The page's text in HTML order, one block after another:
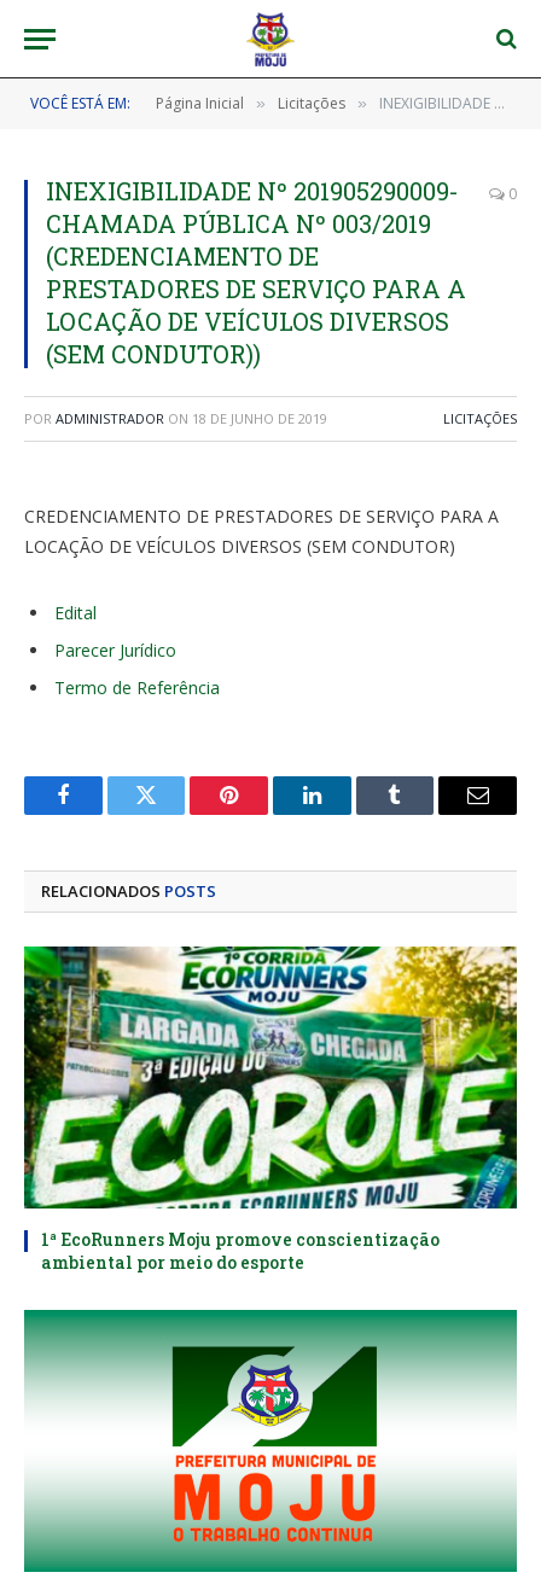
VOCÊ ESTÁ EM: Página Inicial » Licitações » INEXIGIBILIDADE Nº 201905290009-CHAMADA PÚBLICA Nº 003/2019 (CREDENCIAMENTO DE PRESTADORES DE SERVIÇO PARA A LOCAÇÃO DE VEÍCULOS DIVERSOS (SEM CONDUTOR))
INEXIGIBILIDADE Nº 201905290009-
CHAMADA PÚBLICA Nº 003/2019
(CREDENCIAMENTO DE
PRESTADORES DE SERVIÇO PARA A
LOCAÇÃO DE VEÍCULOS DIVERSOS
(SEM CONDUTOR))
0
POR ADMINISTRADOR ON 18 DE JUNHO DE 2019 LICITAÇÕES
CREDENCIAMENTO DE PRESTADORES DE SERVIÇO PARA A
LOCAÇÃO DE VEÍCULOS DIVERSOS (SEM CONDUTOR)
Edital
Parecer Jurídico
Termo de Referência
FacebookTwitter Pinterest LinkedInTumblr
E-
RELACIONADOS POSTS
1ª EcoRunners Moju promove conscientização
ambiental por meio do esporte